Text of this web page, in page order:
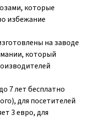
которые
избежание
на заводе
который
7 лет бесплатно
для посетителей
3 евро, для